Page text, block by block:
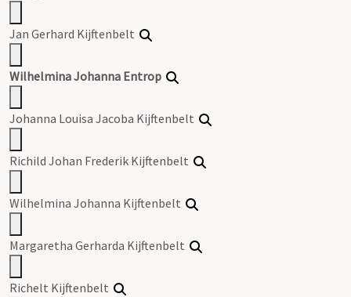
Jan Gerhard Kijftenbelt
Wilhelmina Johanna Entrop
Johanna Louisa Jacoba Kijftenbelt
Richild Johan Frederik Kijftenbelt
Wilhelmina Johanna Kijftenbelt
Margaretha Gerharda Kijftenbelt
Richelt Kijftenbelt